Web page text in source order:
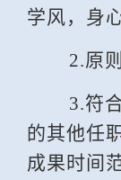
学风，身
2.原
3.符
的其他任
成果时间